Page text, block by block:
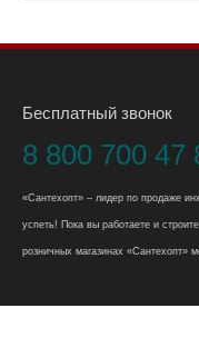
Бесплатный звонок
8 800 700 47
«Сантехопт» – лидер по продаже
успеть! Пока вы работаете и
розничных магазинах «Сантехопт»